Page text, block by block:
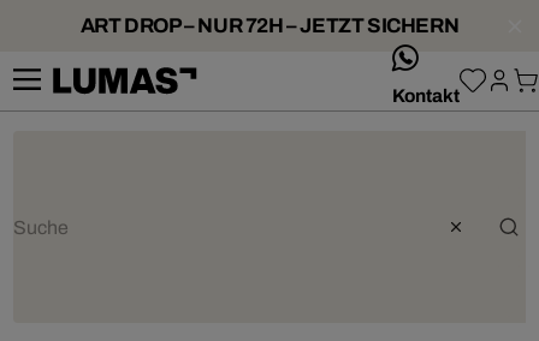
ART DROP – NUR 72H – JETZT SICHERN
Kontakt